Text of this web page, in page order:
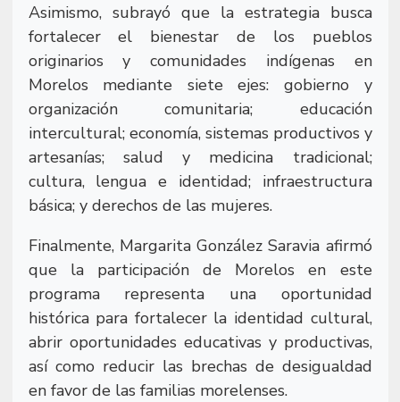
Asimismo, subrayó que la estrategia busca
fortalecer el bienestar de los pueblos
originarios y comunidades indígenas en
Morelos mediante siete ejes: gobierno y
organización comunitaria; educación
intercultural; economía, sistemas productivos y
artesanías; salud y medicina tradicional;
cultura, lengua e identidad; infraestructura
básica; y derechos de las mujeres.
Finalmente, Margarita González Saravia afirmó
que la participación de Morelos en este
programa representa una oportunidad
histórica para fortalecer la identidad cultural,
abrir oportunidades educativas y productivas,
así como reducir las brechas de desigualdad
en favor de las familias morelenses.